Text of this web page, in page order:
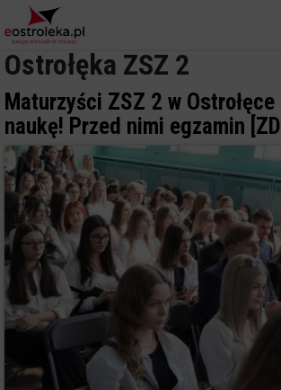
Ostrołęka ZSZ 2
Maturzyści ZSZ 2 w
naukę! Przed nimi egzamin